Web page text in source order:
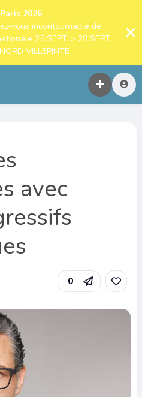
2026
vous incontournable de
25 SEPT. > 28 SEPT.
VILLEPINTE
avec
0